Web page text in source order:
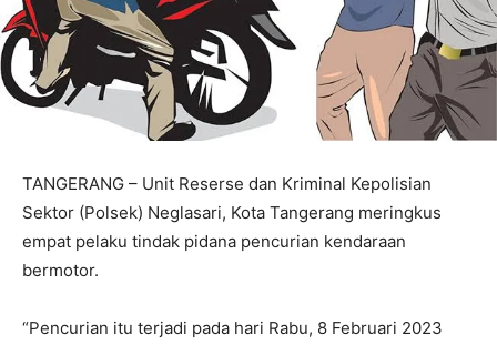
TANGERANG – Unit Reserse dan Kriminal Kepolisian
Sektor (Polsek) Neglasari, Kota Tangerang meringkus
empat pelaku tindak pidana pencurian kendaraan
bermotor.
“Pencurian itu terjadi pada hari Rabu, 8 Februari 2023